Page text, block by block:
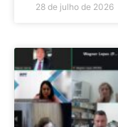
28 de julho de 2026